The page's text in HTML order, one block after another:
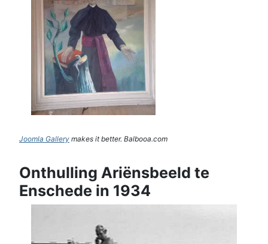
Joomla Gallery makes it better. Balbooa.com
Onthulling Ariënsbeeld te
Enschede in 1934